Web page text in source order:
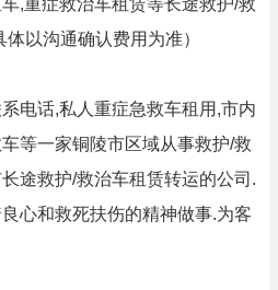
,重症救治车租赁等长途救护/救
以沟通确认费用为准）
电话,私人重症急救车租用,市内
等一家铜陵市区域从事救护/救
途救护/救治车租赁转运的公司.
心和救死扶伤的精神做事.为客